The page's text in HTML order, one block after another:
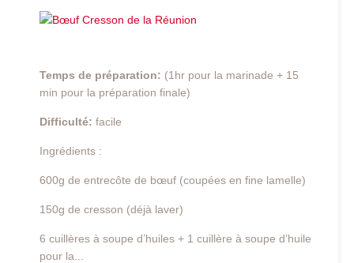
Temps de préparation: (1hr pour la marinade + 15
min pour la préparation finale)
Difficulté: facile
Ingrédients :
600g de entrecôte de bœuf (coupées en fine lamelle)
150g de cresson (déjà laver)
6 cuillères à soupe d’huiles + 1 cuillère à soupe d’huile
pour la...